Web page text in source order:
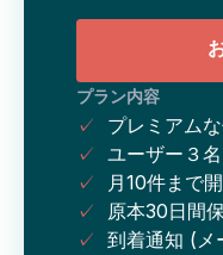
プラン内容
✓
プレミアム
✓ ユーザー３名
✓
月10件まで
✓
原本30日間
✓ 到着通知 (メ